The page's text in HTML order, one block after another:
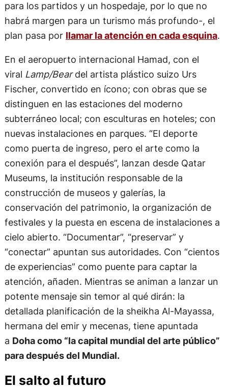
para los partidos y un hospedaje, por lo que no
habrá margen para un turismo más profundo-, el
plan pasa por llamar la atención en cada esquina.
En el aeropuerto internacional Hamad, con el
viral Lamp/Beardel artista plástico suizo Urs
Fischer, convertido en ícono; con obras que se
distinguen en las estaciones del moderno
subterráneo local; con esculturas en hoteles; con
nuevas instalaciones en parques. “El deporte
como puerta de ingreso, pero el arte como la
conexión para el después”, lanzan desde Qatar
Museums, la institución responsable de la
construcción de museos y galerías, la
conservación del patrimonio, la organización de
festivales y la puesta en escena de instalaciones a
cielo abierto. “Documentar”, “preservar” y
“conectar” apuntan sus autoridades. Con “cientos
de experiencias” como puente para captar la
atención, añaden. Mientras se animan a lanzar un
potente mensaje sin temor al qué dirán: la
detallada planificación de la sheikha Al-Mayassa,
hermana del emir y mecenas, tiene apuntada
a Doha como “la capital mundial del arte público”
para después del Mundial.
El salto al futuro